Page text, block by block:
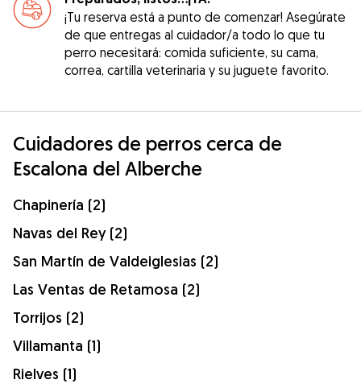
¡Tu reserva está a punto de comenzar! Asegúrate
de que entregas al cuidador/a todo lo que tu
perro necesitará: comida suficiente, su cama,
correa, cartilla veterinaria y su juguete favorito.
Cuidadores de perros cerca de
Escalona del Alberche
Chapinería (2)
Navas del Rey (2)
San Martín de Valdeiglesias (2)
Las Ventas de Retamosa (2)
Torrijos (2)
Villamanta (1)
Rielves (1)